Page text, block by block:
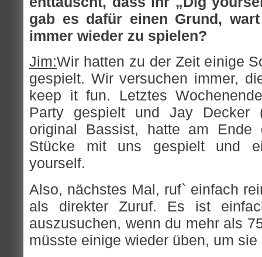
gab es dafür einen Grund,
immer wieder zu spielen?
Jim:Wir hatten zu der Zeit einige
gespielt. Wir versuchen immer,
keep it fun. Letztes
Party gespielt und Jay Decker
original Bassist, hatte am Ende
Stücke mit uns gespielt und
yourself.
Also, nächstes Mal, ruf` einfach
als direkter Zuruf. Es ist
auszusuchen, wenn du mehr als
müsste einige wieder üben, um